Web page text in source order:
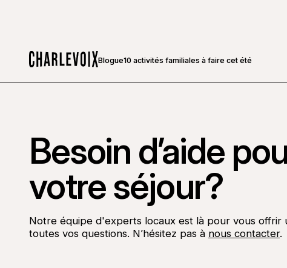
Blogue10 activités familiales à faire cet été
Besoin d’aide
votre séjour?
Notre équipe d'experts locaux est là pour vous offrir
toutes vos questions. N’hésitez pas à nous contacter.